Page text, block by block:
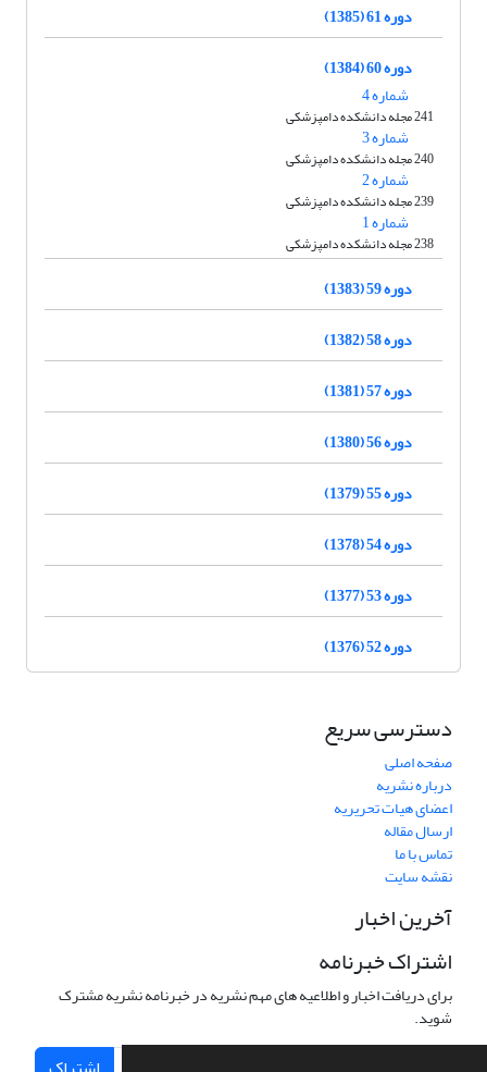
دوره 61 (1385)
دوره 60 (1384)
شماره 4
241 مجله دانشکده دامپزشکی
شماره 3
240 مجله دانشکده دامپزشکی
شماره 2
239 مجله دانشکده دامپزشکی
شماره 1
238 مجله دانشکده دامپزشکی
دوره 59 (1383)
دوره 58 (1382)
دوره 57 (1381)
دوره 56 (1380)
دوره 55 (1379)
دوره 54 (1378)
دوره 53 (1377)
دوره 52 (1376)
دسترسی سریع
صفحه اصلی
درباره نشریه
اعضای هیات تحریریه
ارسال مقاله
تماس با ما
نقشه سایت
آخرین اخبار
اشتراک خبرنامه
برای دریافت اخبار و اطلاعیه های مهم نشریه در خبرنامه نشریه مشترک
شوید.